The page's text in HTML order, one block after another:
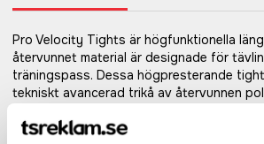
Pro Velocity Tights är högfunktionella
återvunnet material är designade för
träningspass. Dessa högpresterande
tekniskt avancerad trikå av återvunnen
under riktigt hård skidåkning. Plagget